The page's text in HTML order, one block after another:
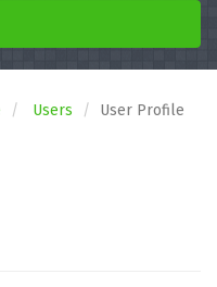
Users User Profile